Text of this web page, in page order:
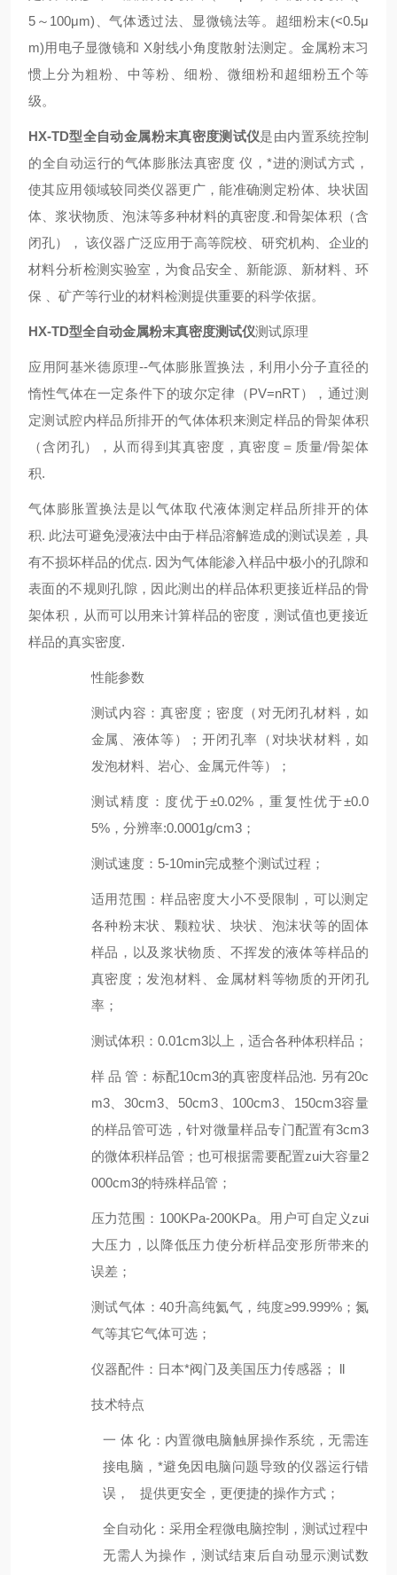
5～100μm)、气体透过法、显微镜法等。超细粉末(<0.5μ
m)用电子显微镜和 X射线小角度散射法测定。金属粉末习
惯上分为粗粉、中等粉、细粉、微细粉和超细粉五个等
级。
HX-TD型全自动金属粉末真密度测试仪是由内置系统控制
的全自动运行的气体膨胀法真密度 仪 ，*进的测试方式，
使其应用领域较同类仪器更广，能准确测定粉体、块状固
体、浆状物质、泡沫等多种材料的真密度.和骨架体积（含
闭孔）， 该仪器广泛应用于高等院校、研究机构、企业的
材料分析检测实验室，为食品安全、新能源、新材料、环
保 、矿产等行业的材料检测提供重要的科学依据。
HX-TD型全自动金属粉末真密度测试仪测试原理
应用阿基米德原理--气体膨胀置换法，利用小分子直径的
惰性气体在一定条件下的玻尔定律（PV=nRT），通过测
定测试腔内样品所排开的气体体积来测定样品的骨架体积
（含闭孔），从而得到其真密度，真密度＝质量/骨架体
积.
气体膨胀置换法是以气体取代液体测定样品所排开的体
积. 此法可避免浸液法中由于样品溶解造成的测试误差，具
有不损坏样品的优点. 因为气体能渗入样品中极小的孔隙和
表面的不规则孔隙，因此测出的样品体积更接近样品的骨
架体积，从而可以用来计算样品的密度，测试值也更接近
样品的真实密度.
性能参数
测试内容 ：真密度；密度（对无闭孔材料，如
金属、液体等）； 开闭孔率（对块状材料，如
发泡材料、岩心、金属元件等）；
测试精度 ： 度优于±0.02%，重复性优于±0.0
5%，分辨率:0.0001g/cm3；
测试速度： 5-10min完成整个测试过程；
适用范围：样品密度大小不受限制，可以测定
各种粉末状、颗粒状、块状、泡沫状等的固体
样品，以及浆状物质、不挥发的液体等样品的
真密度；发泡材料、金属材料等物质的开闭孔
率；
测试体积 ： 0.01cm3以上，适合各种体积样品；
样 品 管 ： 标配10cm3的真密度样品池. 另有20c
m3、 30cm3、 50cm3 100cm3 150cm3容量
的样品管可选，针对微量样品专门配置有3cm3
的微体积样品管 ；也可根据需要配置zui大容量2
000cm3的特殊样品管 ；
压力范围 ： 100KPa-200KPa。用户可自定义zui
大压力，以降低压力使分析样品变形所带来的
误差；
测试气体 ：40升高纯氦气，纯度≥99.999%；氮
气等其它气体可选；
仪器配件： 日本*阀门及美国压力传感器； ll
技术特点
一 体 化：内置微电脑触屏操作系统，无需连
接电脑，*避免因电脑问题导致的仪器运行错
误，
提供更安全，更便捷的操作方式；
全自动化：采用全程微电脑控制，测试过程中
无需人为操作，测试结束后自动显示测试数